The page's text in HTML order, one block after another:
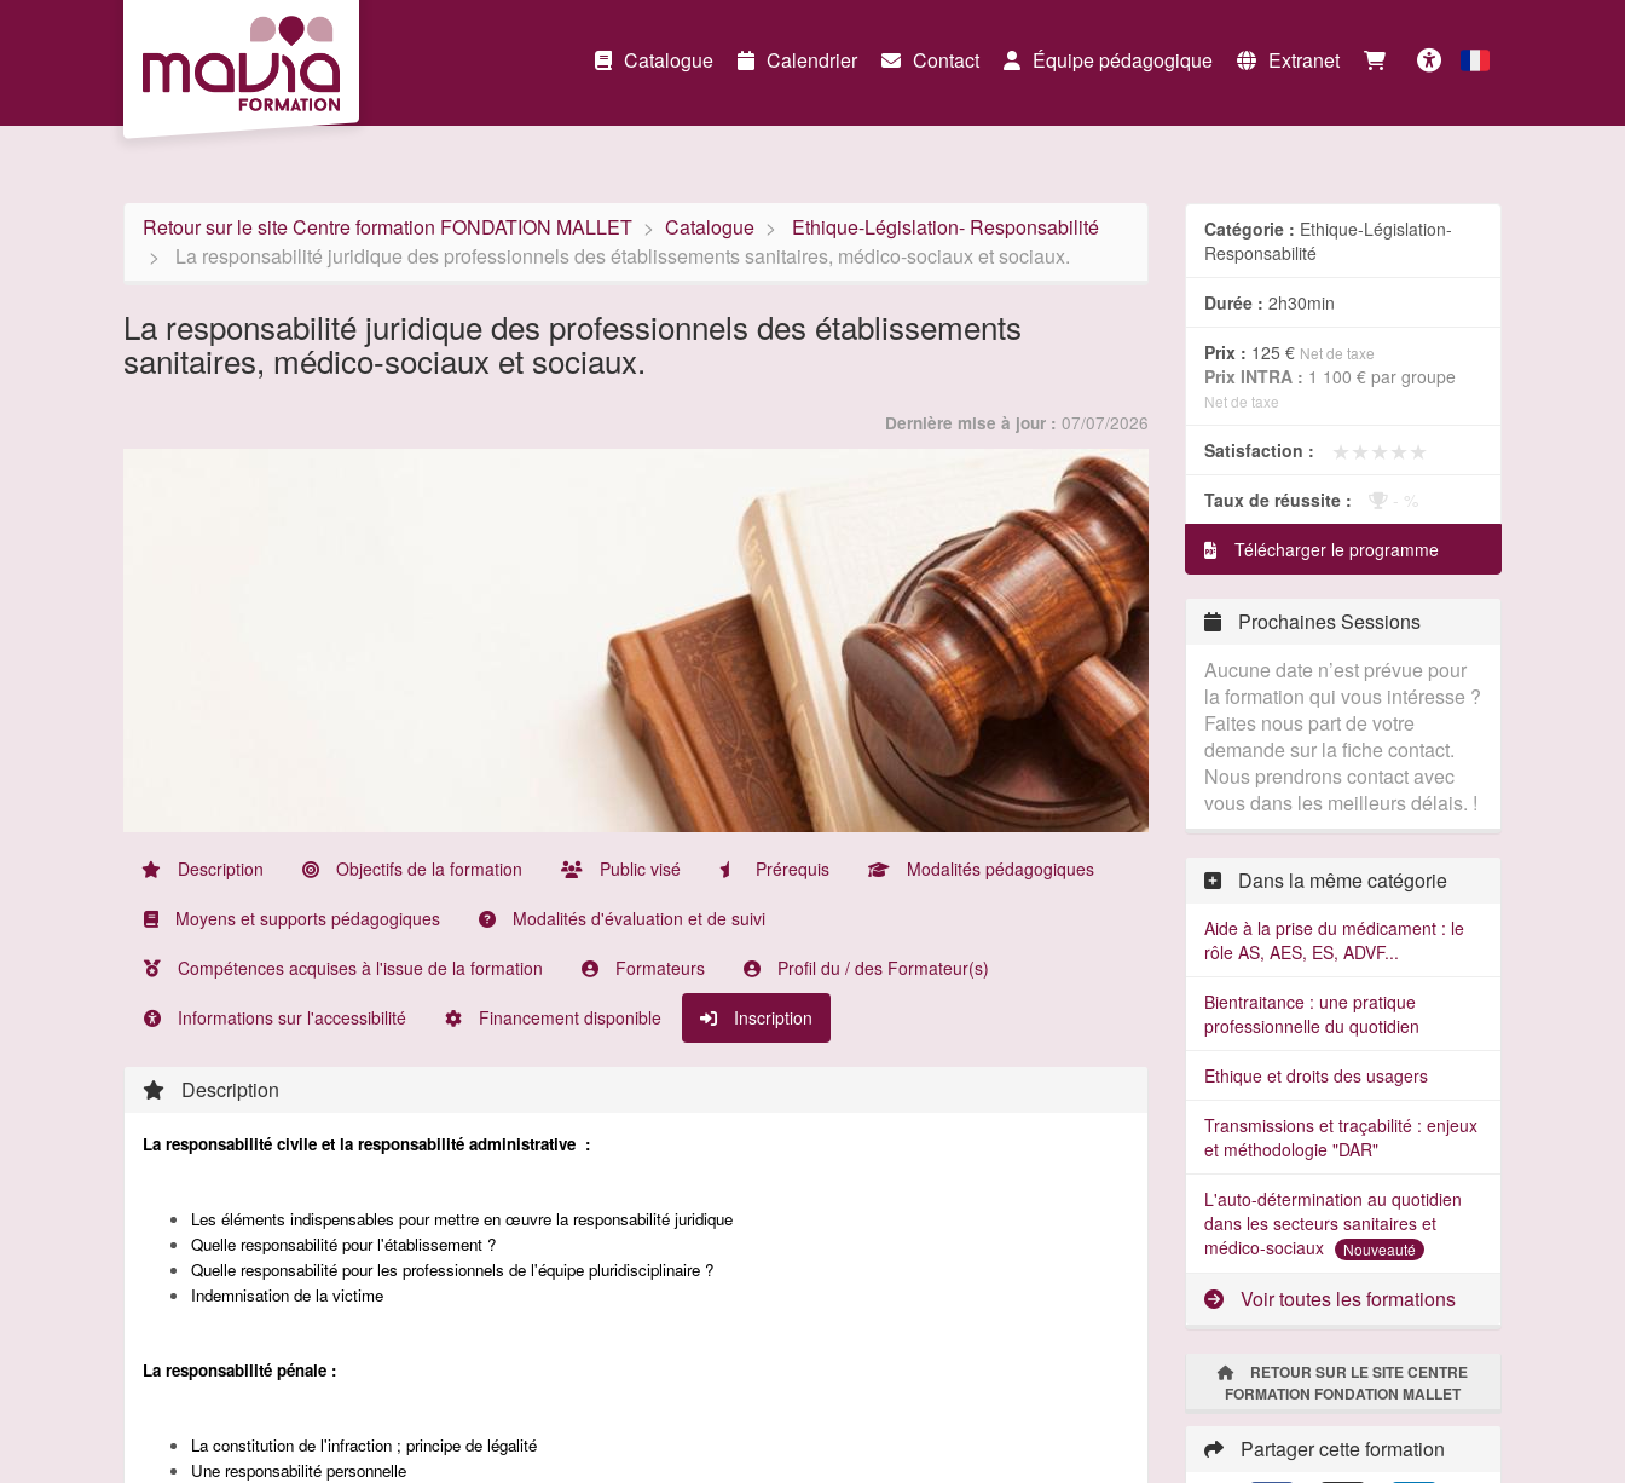
Catalogue
Calendrier Contact Équipe pédagogique
Extranet
Français
Retour sur le site Centre formation FONDATION MALLET Catalogue
Ethique-Législation- Responsabilité
La responsabilité juridique des professionnels des établissements sanitaires, médico-sociaux et sociaux.
La responsabilité juridique des professionnels des établissements
sanitaires, médico-sociaux et sociaux.
Dernière mise à jour : 07/07/2026
Description Objectifs de la formation Public visé Prérequis Modalités pédagogiques
Moyens et supports pédagogiques Modalités d'évaluation et de suivi
Compétences acquises à l'issue de la formation Formateurs Profil du / des Formateur(s)
Informations sur l'accessibilité Financement disponible Inscription
Description
La responsabilité civile et la responsabilité administrative :
Les éléments indispensables pour mettre en œuvre la responsabilité juridique
Quelle responsabilité pour l'établissement ?
Quelle responsabilité pour les professionnels de l'équipe pluridisciplinaire ?
Indemnisation de la victime
La responsabilité pénale :
La constitution de l'infraction ; principe de légalité
Une responsabilité personnelle
Catégorie : Ethique-Législation-
Responsabilité
Durée : 2h30min
Prix : 125 € Net de taxe
Prix INTRA : 1 100 € par groupe
Net de taxe
Satisfaction : ★★★★★
★★★★★
Taux de réussite : - %
Télécharger le programme
Prochaines Sessions
Aucune date n’est prévue pour
la formation qui vous intéresse ?
Faites nous part de votre
demande sur la fiche contact.
Nous prendrons contact avec
vous dans les meilleurs délais. !
Dans la même catégorie
Aide à la prise du médicament : le
rôle AS, AES, ES, ADVF...
Bientraitance : une pratique
professionnelle du quotidien
Ethique et droits des usagers
Transmissions et traçabilité : enjeux
et méthodologie "DAR"
L'auto-détermination au quotidien
dans les secteurs sanitaires et
médico-sociaux
Nouveauté
Voir toutes les formations
RETOUR SUR LE SITE CENTRE
FORMATION FONDATION MALLET
Partager cette formation